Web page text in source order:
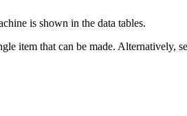
is shown in the data tables.
item that can be made. Alternatively,